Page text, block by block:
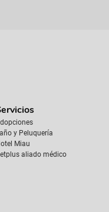
y Peluquería
Miau
aliado médico